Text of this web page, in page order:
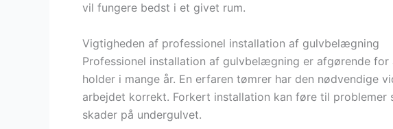
vil fungere bedst i et givet rum.
Vigtigheden af professionel installation af gulvbelægning
Professionel installation af gulvbelægning er afgørende
holder i mange år. En erfaren tømrer har den nødvendige
arbejdet korrekt. Forkert installation kan føre til problemer
skader på undergulvet.